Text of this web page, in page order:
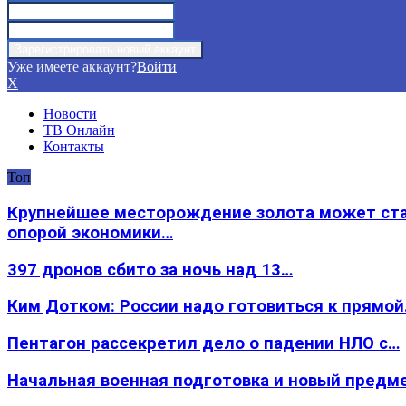
Уже имеете аккаунт?Войти
X
Новости
ТВ Онлайн
Контакты
Топ
Крупнейшее месторождение золота может
опорой экономики…
397 дронов сбито за ночь над 13…
Ким Дотком: России надо готовиться к
Пентагон рассекретил дело о падении НЛО с…
Начальная военная подготовка и новый